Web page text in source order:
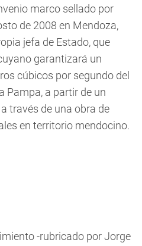
marco sellado por
de 2008 en Mendoza,
jefa de Estado, que
garantizará un
cúbicos por segundo del
Pampa, a partir de un
través de una obra de
en territorio mendocino.
-rubricado por Jorge